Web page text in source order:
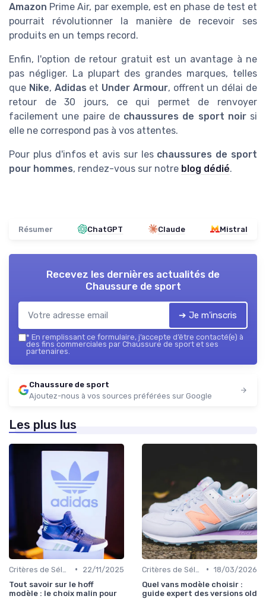
Amazon Prime Air, par exemple, est en phase de test et
pourrait révolutionner la manière de recevoir ses
produits en un temps record.
Enfin, l'option de retour gratuit est un avantage à ne
pas négliger. La plupart des grandes marques, telles
que Nike, Adidas et Under Armour, offrent un délai de
retour de 30 jours, ce qui permet de renvoyer
facilement une paire de chaussures de sport noirsi
elle ne correspond pas à vos attentes.
Pour plus d'infos et avis sur les chaussures de sport
pour hommes, rendez-vous sur notre blog dédié.
Résumer ChatGPT Claude Mistral
Recevez les dernières actualités de
Chaussure de sport
➔ Je m'inscris
* En remplissant ce formulaire, j’accepte d’être contacté(e) à
des fins commerciales par Chaussure de sport et ses
partenaires.
Chaussure de sport
Ajoutez-nous à vos sources préférées sur Google
Les plus lus
•
22/11/2025
Tout savoir sur le hoff
modèle : le choix malin pour
• 18/03/2026
Quel vans modèle choisir :
guide expert des versions old